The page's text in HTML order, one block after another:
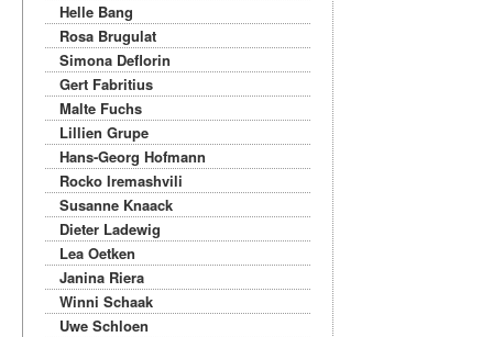
Helle Bang
Rosa Brugulat
Simona Deflorin
Gert Fabritius
Malte Fuchs
Lillien Grupe
Hans-Georg Hofmann
Rocko Iremashvili
Susanne Knaack
Dieter Ladewig
Lea Oetken
Janina Riera
Winni Schaak
Uwe Schloen